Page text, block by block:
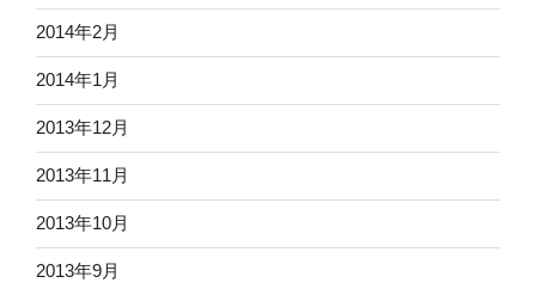
2014年2月
2014年1月
2013年12月
2013年11月
2013年10月
2013年9月